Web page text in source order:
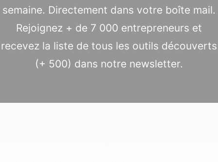
semaine. Directement dans votre boîte mail.
Rejoignez + de 7 000 entrepreneurs et
recevez la liste de tous les outils découverts
(+ 500) dans notre newsletter.